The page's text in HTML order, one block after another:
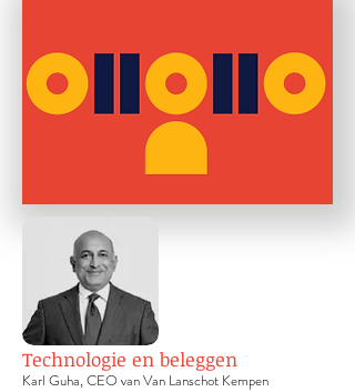
Technologie en beleggen
Karl Guha, CEO van Van Lanschot Kempen